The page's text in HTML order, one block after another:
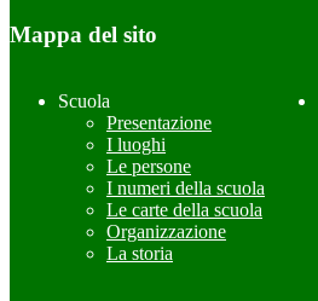
Mappa del sito
Scuola
Presentazione
I luoghi
Le persone
I numeri della scuola
Le carte della scuola
Organizzazione
La storia